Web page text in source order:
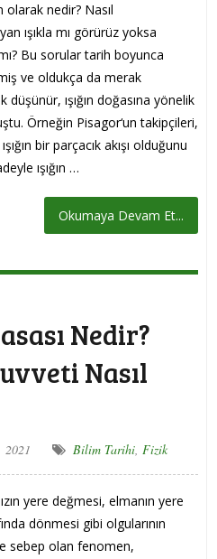
olarak nedir? Nasıl
ışıkla mı görürüz yoksa
Bu sorular tarih boyunca
ve oldukça da merak
düşünür, ışığın doğasına yönelik
Örneğin Pisagor‘un takipçileri,
bir parçacık akışı olduğunu
ışığın …
Okumaya Devam Et...
Nedir?
Nasıl
2021 Bilim Tarihi, Fizik
yere değmesi, elmanın yere
dönmesi gibi olgularının
sebep olan fenomen,